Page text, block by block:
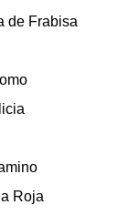
de Frabisa
Roja